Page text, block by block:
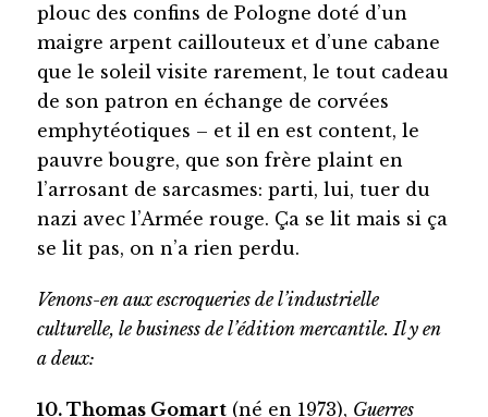
plouc des confins de Pologne doté d’un
maigre arpent caillouteux et d’une cabane
que le soleil visite rarement, le tout cadeau
de son patron en échange de corvées
emphytéotiques – et il en est content, le
pauvre bougre, que son frère plaint en
l’arrosant de sarcasmes: parti, lui, tuer du
nazi avec l’Armée rouge. Ça se lit mais si ça
se lit pas, on n’a rien perdu.
Venons-en aux escroqueries de l’industrielle
culturelle, le business de l’édition mercantile. Il y en
a deux:
10. Thomas Gomart(né en 1973), Guerres